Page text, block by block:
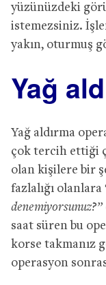
yüzünüzdeki
istemezsiniz.
yakın, oturmuş
Yağ
Yağ aldırma
çok tercih ettiği
olan kişilere bir
fazlalığı olanlara
denemiyorsunuz?”
saat süren bu
korse takmanız
operasyon